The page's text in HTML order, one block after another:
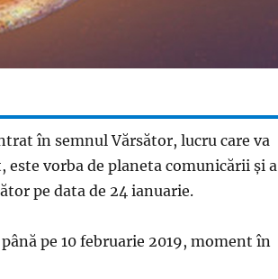
în semnul Vărsător, lucru care va
vorba de planeta comunicării și a
pe data de 24 ianuarie.
pe 10 februarie 2019, moment în